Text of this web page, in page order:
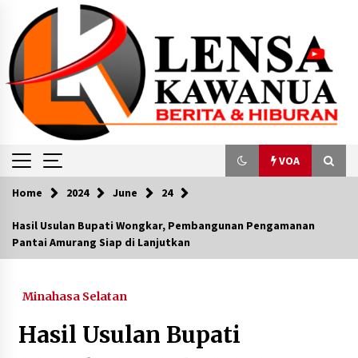
content
VOA
VOA
Konflik Israel-Palestina Meningkat, Kemlu
Koalisi NGO Temukan Praktik Ketidaknetralan
Aparat dan Pejabat Negara di Pemilu 2024
Home 2024 June 24
Hasil Usulan Bupati Wongkar, Pembangunan Pengamanan
Pantai Amurang Siap di Lanjutkan
Minahasa Selatan
Hasil Usulan Bupati